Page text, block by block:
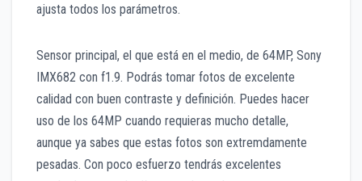
ajusta todos los parámetros.
Sensor principal, el que está en el medio, de 64MP, Sony
IMX682 con f1.9. Podrás tomar fotos de excelente
calidad con buen contraste y definición. Puedes hacer
uso de los 64MP cuando requieras mucho detalle,
aunque ya sabes que estas fotos son extremdamente
pesadas. Con poco esfuerzo tendrás excelentes